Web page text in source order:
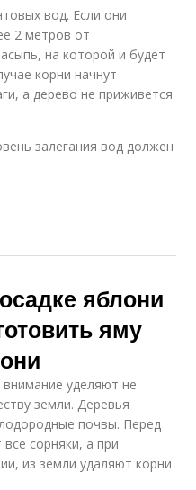
вод. Если они
2 метров от
на которой и будет
корни начнут
а дерево не приживется
залегания вод должен
яблони
яму
уделяют не
земли. Деревья
почвы. Перед
сорняки, а при
из земли удаляют корни